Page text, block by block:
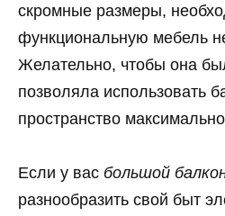
скромные размеры,
функциональную мебель
Желательно, чтобы она
позволяла использовать
пространство
Если у вас большой
разнообразить свой быт